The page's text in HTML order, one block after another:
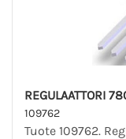
REGULAATTORI
109762
Tuote 109762.